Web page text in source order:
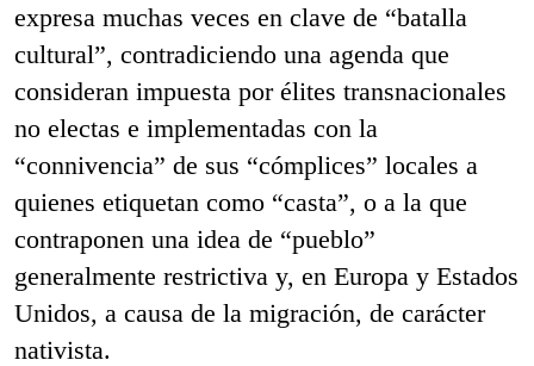
expresa muchas veces en clave de “batalla
cultural”, contradiciendo una agenda que
consideran impuesta por élites transnacionales
no electas e implementadas con la
“connivencia” de sus “cómplices” locales a
quienes etiquetan como “casta”, o a la que
contraponen una idea de “pueblo”
generalmente restrictiva y, en Europa y Estados
Unidos, a causa de la migración, de carácter
nativista.